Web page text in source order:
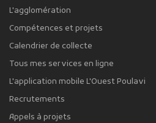
L'agglomération
Compétences et projets
Calendrier de collecte
Tous mes services en ligne
L'application mobile L'Ouest Poulavi
Recrutements
Appels à projets